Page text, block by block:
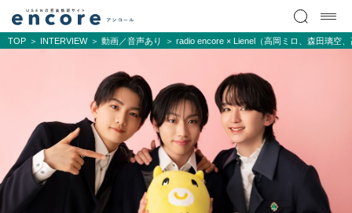
TOP INTERVIEW 動画／音声あり radio encore × Lienel（高岡ミロ、森田璃空